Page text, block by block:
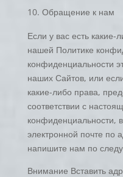
Обращение к нам
Если у вас есть какие-
нашей Политике
конфиденциальности
наших Сайтов, или
какие-либо права,
соответствии с
конфиденциальности,
электронной почте по
напишите нам по
Внимание Вставить